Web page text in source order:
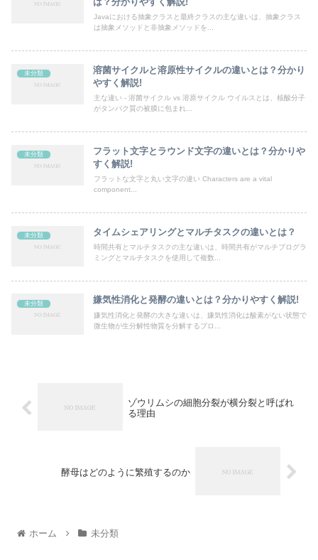
Javaにおける抽象クラスと最終クラスの主な違いは、抽象クラス
は抽象メソッドと非抽象メソッドを...
未分類
溶菌サイクルと溶原性サイクルの違いとは？分かり
やすく解説!
主な違い - 溶菌サイクル vs 溶原サイクル ウイルスとは、核酸分子
がタンパク質の被膜に包まれ...
未分類
フラット文字とラウンド文字の違いとは？分かりや
すく解説!
フラットな文字と丸い文字の違い Characters are a vital
component...
未分類 タイムシェアリングとマルチタスクの違いとは？
時間共有とマルチタスクの主な違いは、時間共有がマルチプログラ
ミングとマルチタスクを使用して複数...
未分類 嫌気性消化と発酵の違いとは？分かりやすく解説!
嫌気性消化と発酵の大きな違いは、嫌気性消化は酸素がない状態で
微生物が生分解性物質を分解するプロ...
ゾウリムシの細胞分裂が横分裂と呼ばれ
る理由
酵母はどのように繁殖するのか
ホーム 未分類